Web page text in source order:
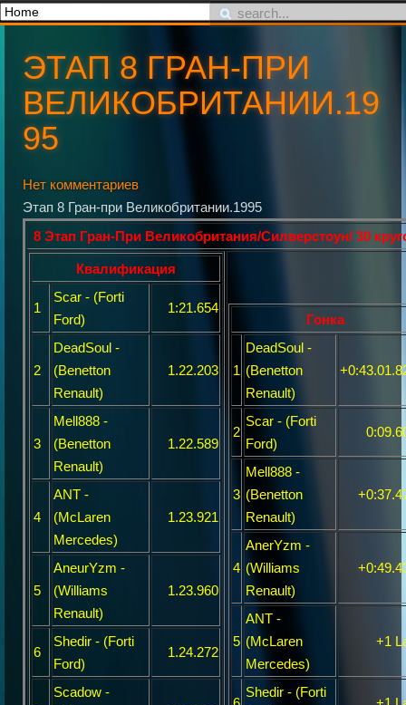
ЭТАП 8 ГРАН-ПРИ
ВЕЛИКОБРИТАНИИ.19
95
Нет комментариев
Этап 8 Гран-при Великобритании.1995
8 Этап Гран-При Великобритания/Силверстоун/ 30
Квалификация
1
Scar - (Forti
Ford)
1:21.654
2
DeadSoul -
(Benetton
Renault)
1.22.203
3
Mell888 -
(Benetton
Renault)
1.22.589
4
ANT -
(McLaren
Mercedes)
1.23.921
5
AneurYzm -
(Williams
Renault)
1.23.960
6
Shedir - (Forti
Ford)
1.24.272
Scadow -
Гонка
1
DeadSoul -
(Benetton
Renault)
2
Scar - (Forti
Ford)
3
Mell888 -
(Benetton
Renault)
4
AnerYzm -
(Williams
Renault)
5
ANT -
(McLaren
Mercedes)
+1
Shedir - (Forti